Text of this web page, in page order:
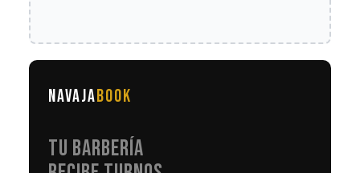
NAVAJABOOK
TU BARBERÍA